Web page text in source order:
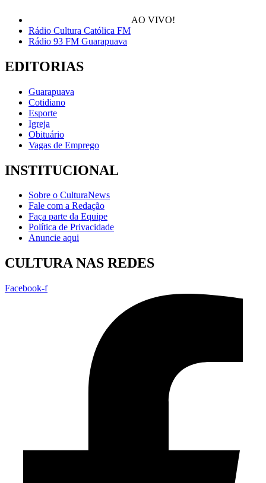
AO VIVO!
Rádio Cultura Católica FM
Rádio 93 FM Guarapuava
EDITORIAS
Guarapuava
Cotidiano
Esporte
Igreja
Obituário
Vagas de Emprego
INSTITUCIONAL
Sobre o CulturaNews
Fale com a Redação
Faça parte da Equipe
Política de Privacidade
Anuncie aqui
CULTURA NAS REDES
Facebook-f